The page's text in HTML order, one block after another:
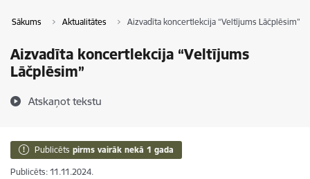
Sākums Aktualitātes Aizvadīta koncertlekcija “Veltījums Lāčplēsim”
Aizvadīta koncertlekcija “Veltījums
Lāčplēsim”
Atskaņot tekstu
Publicēts pirms vairāk nekā 1 gada
Publicēts: 11.11.2024.